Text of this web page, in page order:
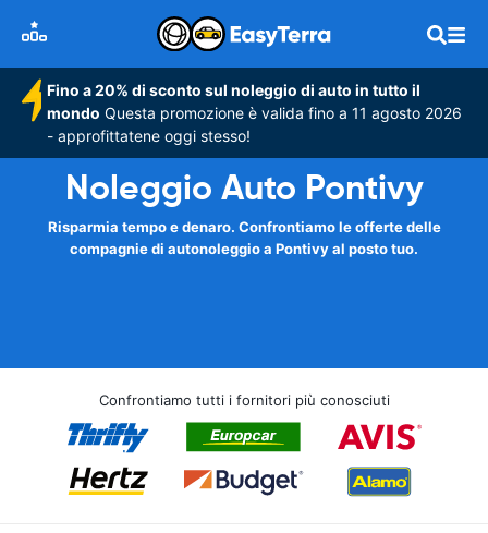
Fino a 20% di sconto sul noleggio di auto in tutto il
mondo Questa promozione è valida fino a 11 agosto 2026
- approfittatene oggi stesso!
Noleggio Auto Pontivy
Risparmia tempo e denaro. Confrontiamo le offerte delle
compagnie di autonoleggio a Pontivy al posto tuo.
Confrontiamo tutti i fornitori più conosciuti